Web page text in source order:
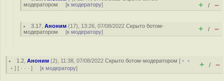
модератором [к модератору] + / –
3.17 ,Аноним (17), 13:26, 07/08/2022Скрыто ботом-
модератором [к модератору] + / –
1.2 ,Аноним (2), 11:38, 07/08/2022Скрыто ботом-модератором [ ﹢﹢
﹢ ] [ · · · ] [к модератору] + / –